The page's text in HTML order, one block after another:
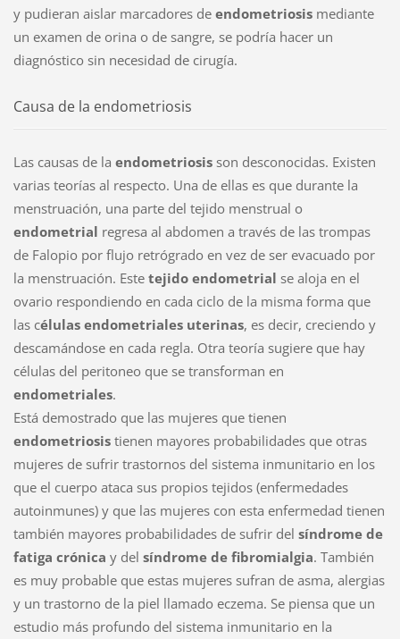
y pudieran aislar marcadores de endometriosis mediante
un examen de orina o de sangre, se podría hacer un
diagnóstico sin necesidad de cirugía.
Causa de la endometriosis
Las causas de la endometriosis son desconocidas. Existen
varias teorías al respecto. Una de ellas es que durante la
menstruación, una parte del tejido menstrual o
endometrial regresa al abdomen a través de las trompas
de Falopio por flujo retrógrado en vez de ser evacuado por
la menstruación. Este tejido endometrial se aloja en el
ovario respondiendo en cada ciclo de la misma forma que
las células endometriales uterinas, es decir, creciendo y
descamándose en cada regla. Otra teoría sugiere que hay
células del peritoneo que se transforman en
endometriales.
Está demostrado que las mujeres que tienen
endometriosistienen mayores probabilidades que otras
mujeres de sufrir trastornos del sistema inmunitario en los
que el cuerpo ataca sus propios tejidos (enfermedades
autoinmunes) y que las mujeres con esta enfermedad tienen
también mayores probabilidades de sufrir del síndrome de
fatiga crónica y del síndrome de fibromialgia. También
es muy probable que estas mujeres sufran de asma, alergias
y un trastorno de la piel llamado eczema. Se piensa que un
estudio más profundo del sistema inmunitario en la